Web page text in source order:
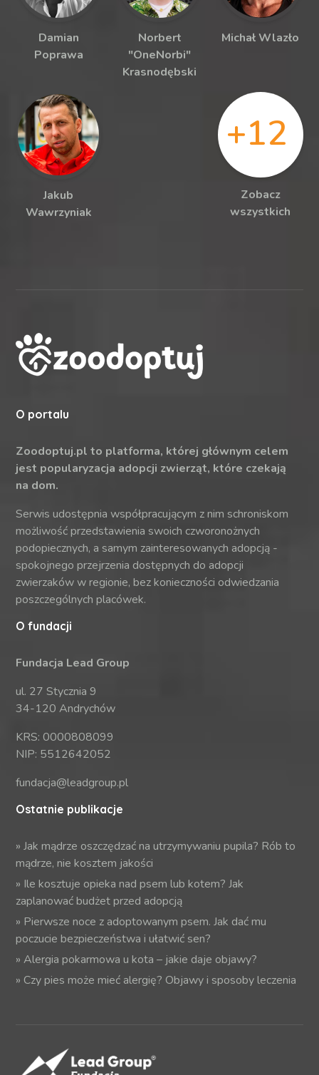
Damian
Poprawa
Norbert
"OneNorbi"
Krasnodębski
Michał Wlazło
Jakub
Wawrzyniak
+12
Zobacz
wszystkich
O portalu
Zoodoptuj.pl to platforma, której głównym celem
jest popularyzacja adopcji zwierząt, które czekają
na dom.
Serwis udostępnia współpracującym z nim schroniskom
możliwość przedstawienia swoich czworonożnych
podopiecznych, a samym zainteresowanych adopcją -
spokojnego przejrzenia dostępnych do adopcji
zwierzaków w regionie, bez konieczności odwiedzania
poszczególnych placówek.
O fundacji
Fundacja Lead Group
ul. 27 Stycznia 9
34-120 Andrychów
KRS: 0000808099
NIP: 5512642052
fundacja@leadgroup.pl
Ostatnie publikacje
»Jak mądrze oszczędzać na utrzymywaniu pupila? Rób to
mądrze, nie kosztem jakości
» Ile kosztuje opieka nad psem lub kotem? Jak
zaplanować budżet przed adopcją
» Pierwsze noce z adoptowanym psem. Jak dać mu
poczucie bezpieczeństwa i ułatwić sen?
»Alergia pokarmowa u kota – jakie daje objawy?
»Czy pies może mieć alergię? Objawy i sposoby leczenia